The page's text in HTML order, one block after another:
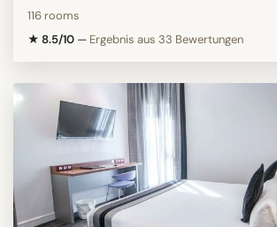
116 rooms
★ 8.5/10 — Ergebnis aus 33 Bewertungen